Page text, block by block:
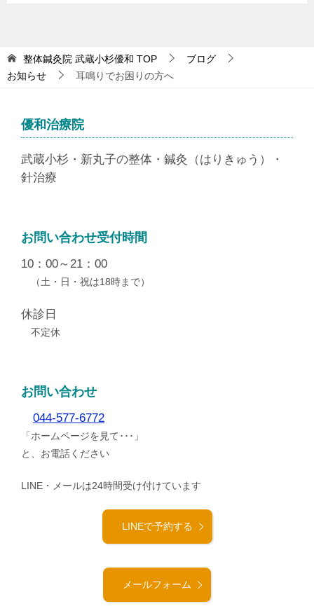
整体鍼灸院 武蔵小杉優和 TOP
ブログ
お知らせ
耳鳴りでお困りの方へ
優和治療院
武蔵小杉・新丸子の整体・鍼灸（はりきゅう）・
針治療
お問い合わせ受付時間
10：00～21：00
（土・日・祝は18時まで）
休診日
不定休
お問い合わせ
044-577-6772
「ホームページを見て･･･」
と、お電話ください
LINE・メールは24時間受け付けています
LINEで予約する
メールフォーム